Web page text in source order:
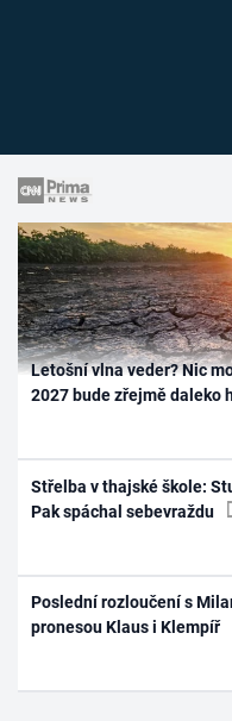
Letošní vlna veder? Nic
2027 bude zřejmě daleko
Střelba v thajské škole:
Pak spáchal sebevraždu
Poslední rozloučení s
pronesou Klaus i Klempíř